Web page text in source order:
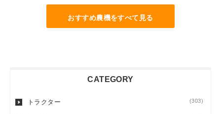
おすすめ農機をすべて見る
CATEGORY
トラクター (303)